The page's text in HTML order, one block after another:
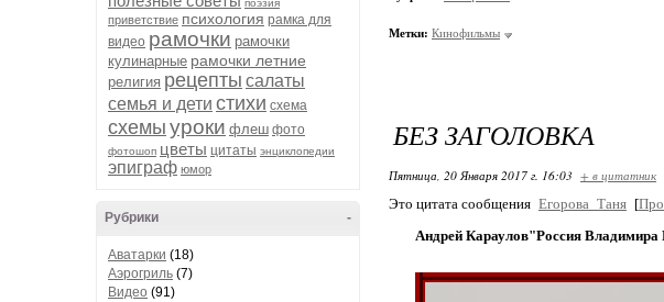
поэзия
приветствие психология рамка для
видео рамочки рамочки
кулинарные рамочки летние
религия рецепты салаты
семья и дети стихи схема
схемы уроки флеш фото
фотошоп цветы цитаты энциклопедии
эпиграф юмор
-
Рубрики
Аватарки (18)
Аэрогриль (7)
Видео (91)
Метки: Кинофильмы
БЕЗ ЗАГОЛОВКА
Пятница, 20 Января 2017 г. 16:03 + в цитатник
Это цитата сообщения Егорова_Таня [
Андрей Караулов"Россия Владимира